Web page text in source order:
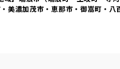
美濃加茂市・恵那市・御嵩町・